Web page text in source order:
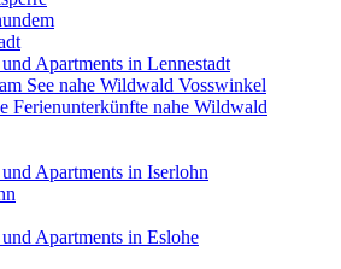
Apartments in Lennestadt
See nahe Wildwald Vosswinkel
Ferienunterkünfte nahe Wildwald
Apartments in Iserlohn
Apartments in Eslohe